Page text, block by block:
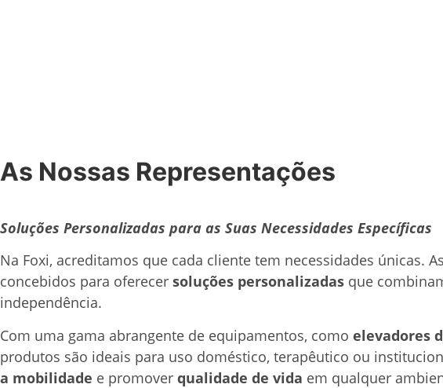
As Nossas Representações
Soluções Personalizadas para as Suas Necessidades Específicas
Na Foxi, acreditamos que cada cliente tem necessidades únicas.
concebidos para oferecer soluções personalizadas que
independência.
Com uma gama abrangente de equipamentos, como elevadores
produtos são ideais para uso doméstico, terapêutico ou
a mobilidade e promover qualidade de vida em qualquer